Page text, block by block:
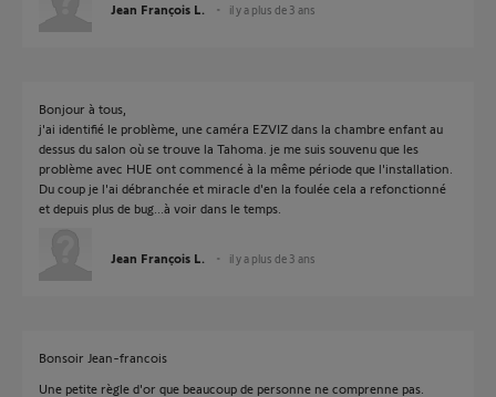
Jean François L. il y a plus de 3 ans
Bonjour à tous,
j'ai identifié le problème, une caméra EZVIZ dans la chambre enfant au
dessus du salon où se trouve la Tahoma. je me suis souvenu que les
problème avec HUE ont commencé à la même période que l'installation.
Du coup je l'ai débranchée et miracle d'en la foulée cela a refonctionné
et depuis plus de bug...à voir dans le temps.
Jean François L. il y a plus de 3 ans
Bonsoir Jean-francois
Une petite règle d'or que beaucoup de personne ne comprenne pas.